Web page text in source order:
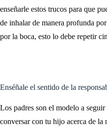
enseñarle estos trucos para que
de inhalar de manera profunda
por la boca, esto lo debe repetir
Enséñale el sentido de la
Los padres son el modelo a
conversar con tu hijo acerca de